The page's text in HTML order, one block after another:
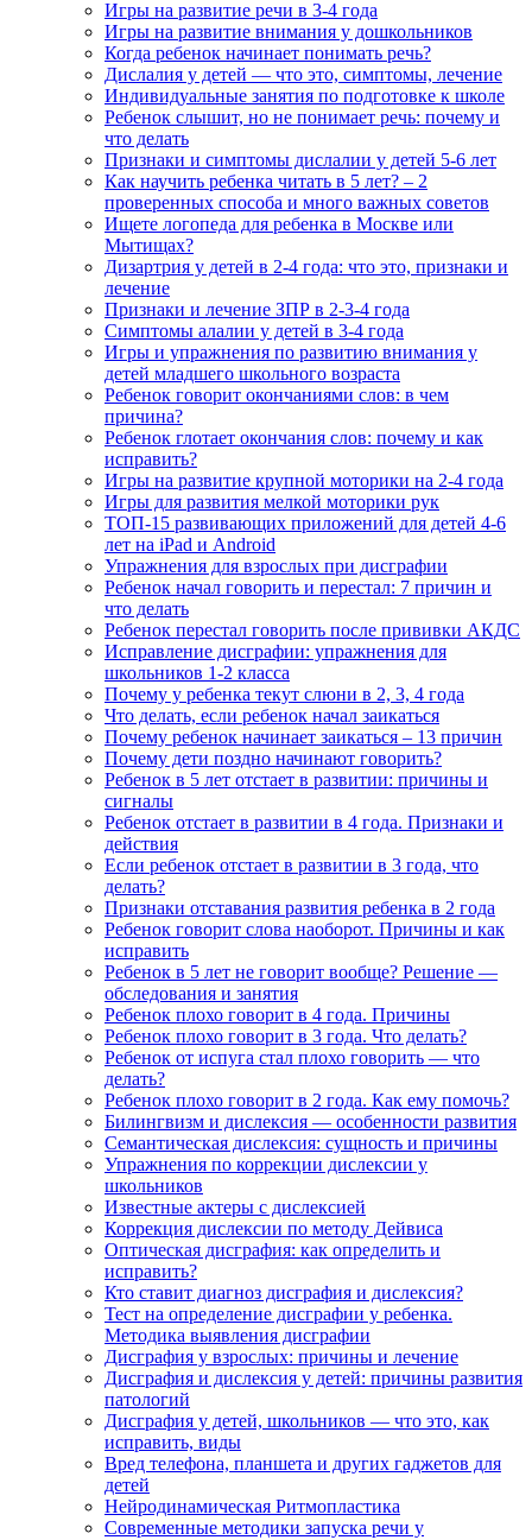
Игры на развитие речи в 3-4 года
Игры на развитие внимания у дошкольников
Когда ребенок начинает понимать речь?
Дислалия у детей — что это, симптомы, лечение
Индивидуальные занятия по подготовке к школе
Ребенок слышит, но не понимает речь: почему и
что делать
Признаки и симптомы дислалии у детей 5-6 лет
Как научить ребенка читать в 5 лет? – 2
проверенных способа и много важных советов
Ищете логопеда для ребенка в Москве или
Мытищах?
Дизартрия у детей в 2-4 года: что это, признаки и
лечение
Признаки и лечение ЗПР в 2-3-4 года
Симптомы алалии у детей в 3-4 года
Игры и упражнения по развитию внимания у
детей младшего школьного возраста
Ребенок говорит окончаниями слов: в чем
причина?
Ребенок глотает окончания слов: почему и как
исправить?
Игры на развитие крупной моторики на 2-4 года
Игры для развития мелкой моторики рук
ТОП-15 развивающих приложений для детей 4-6
лет на iPad и Android
Упражнения для взрослых при дисграфии
Ребенок начал говорить и перестал: 7 причин и
что делать
Ребенок перестал говорить после прививки АКДС
Исправление дисграфии: упражнения для
школьников 1-2 класса
Почему у ребенка текут слюни в 2, 3, 4 года
Что делать, если ребенок начал заикаться
Почему ребенок начинает заикаться – 13 причин
Почему дети поздно начинают говорить?
Ребенок в 5 лет отстает в развитии: причины и
сигналы
Ребенок отстает в развитии в 4 года. Признаки и
действия
Если ребенок отстает в развитии в 3 года, что
делать?
Признаки отставания развития ребенка в 2 года
Ребенок говорит слова наоборот. Причины и как
исправить
Ребенок в 5 лет не говорит вообще? Решение —
обследования и занятия
Ребенок плохо говорит в 4 года. Причины
Ребенок плохо говорит в 3 года. Что делать?
Ребенок от испуга стал плохо говорить — что
делать?
Ребенок плохо говорит в 2 года. Как ему помочь?
Билингвизм и дислексия — особенности развития
Семантическая дислексия: сущность и причины
Упражнения по коррекции дислексии у
школьников
Известные актеры с дислексией
Коррекция дислексии по методу Дейвиса
Оптическая дисграфия: как определить и
исправить?
Кто ставит диагноз дисграфия и дислексия?
Тест на определение дисграфии у ребенка.
Методика выявления дисграфии
Дисграфия у взрослых: причины и лечение
Дисграфия и дислексия у детей: причины развития
патологий
Дисграфия у детей, школьников — что это, как
исправить, виды
Вред телефона, планшета и других гаджетов для
детей
Нейродинамическая Ритмопластика
Современные методики запуска речи у